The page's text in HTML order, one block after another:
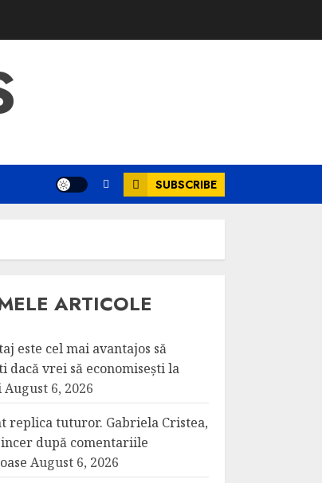
SUBSCRIBE
ARTICOLE
este cel mai avantajos să
dacă vrei să economisești la
August 6, 2026
replica tuturor. Gabriela Cristea,
după comentariile
August 6, 2026